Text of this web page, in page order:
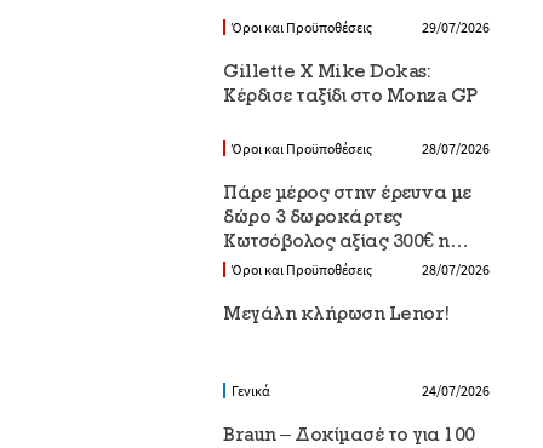
Όροι και Προϋποθέσεις 29/07/2026
Gillette X Mike Dokas:
Κέρδισε ταξίδι στο Monza GP
Όροι και Προϋποθέσεις 28/07/2026
Πάρε μέρος στην έρευνα με
δώρο 3 δωροκάρτες
Κωτσόβολος αξίας 300€ η
καθεμία
Όροι και Προϋποθέσεις 28/07/2026
Μεγάλη κλήρωση Lenor!
Γενικά 24/07/2026
Braun – Δοκίμασέ το για 100